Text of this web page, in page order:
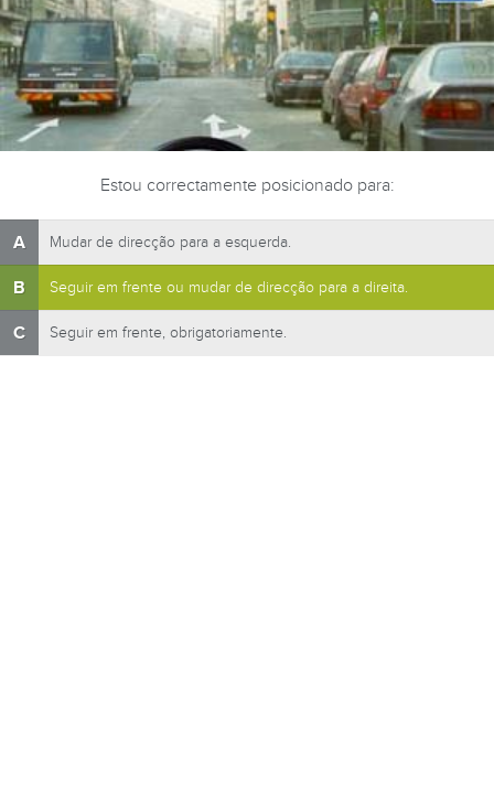
Estou correctamente posicionado para:
A Mudar de direcção para a esquerda.
B Seguir em frente ou mudar de direcção para a direita.
C Seguir em frente, obrigatoriamente.